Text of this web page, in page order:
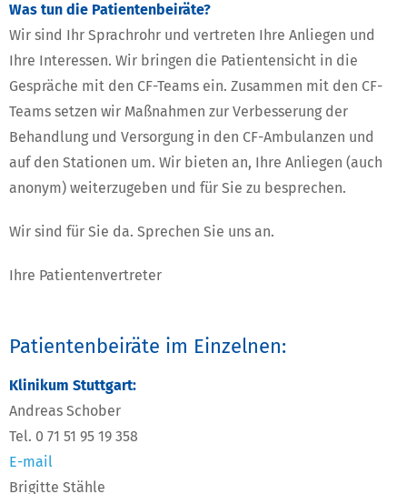
Was tun die Patientenbeiräte?
Wir sind Ihr Sprachrohr und vertreten Ihre Anliegen und
Ihre Interessen. Wir bringen die Patientensicht in die
Gespräche mit den CF-Teams ein. Zusammen mit den CF-
Teams setzen wir Maßnahmen zur Verbesserung der
Behandlung und Versorgung in den CF-Ambulanzen und
auf den Stationen um. Wir bieten an, Ihre Anliegen (auch
anonym) weiterzugeben und für Sie zu besprechen.
Wir sind für Sie da. Sprechen Sie uns an.
Ihre Patientenvertreter
Patientenbeiräte im Einzelnen:
Klinikum Stuttgart:
Andreas Schober
Tel. 0 71 51 95 19 358
E-mail
Brigitte Stähle